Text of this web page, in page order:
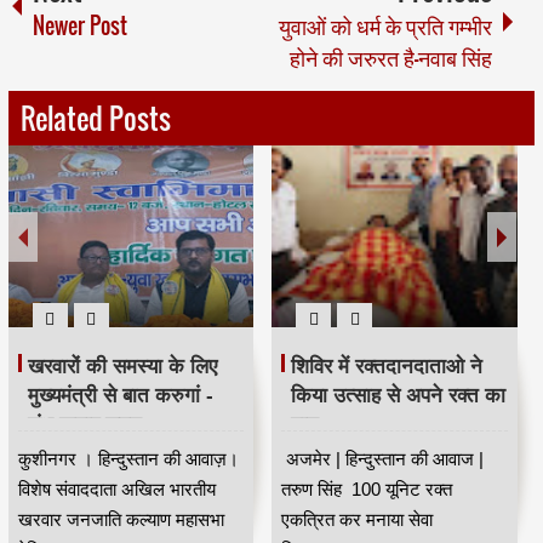
Newer Post
युवाओं को धर्म के प्रति गम्भीर
होने की जरुरत है-नवाब सिंह
Related Posts
खरवारों की समस्या के लिए
मुख्यमंत्री से बात करुगां -
शंभू कुमार सुमन
कुशीनगर । हिन्दुस्तान की आवाज़।
विशेष संवाददाता अखिल भारतीय
खरवार जनजाति कल्याण महासभा
शिविर में रक्तदानदाताओ ने
किया उत्साह से अपने रक्त का
दान
अजमेर | हिन्दुस्तान की आवाज |
तरुण सिंह 100 यूनिट रक्त
एकत्रित कर मनाया सेवा